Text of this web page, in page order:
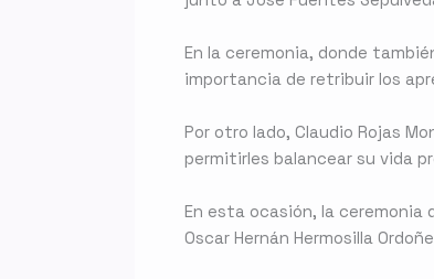
En la ceremonia, donde
importancia de retribuir los
Por otro lado, Claudio Rojas
permitirles balancear su vida
En esta ocasión, la
Oscar Hernán Hermosilla